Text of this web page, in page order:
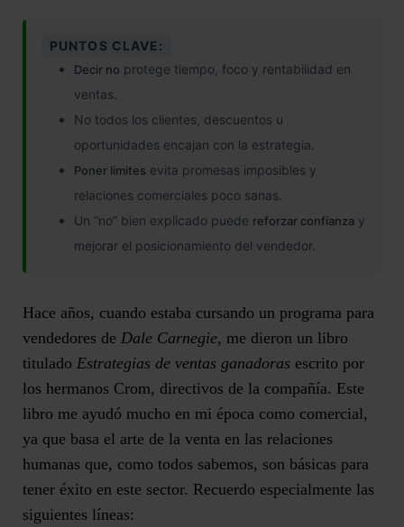
PUNTOS CLAVE:
Decir no protege tiempo, foco y rentabilidad en
ventas.
No todos los clientes, descuentos u
oportunidades encajan con la estrategia.
Poner límites evita promesas imposibles y
relaciones comerciales poco sanas.
Un “no” bien explicado puede reforzar confianza y
mejorar el posicionamiento del vendedor.
Hace años, cuando estaba cursando un programa para
vendedores de Dale Carnegie, me dieron un libro
titulado Estrategias de ventas ganadoras escrito por
los hermanos Crom, directivos de la compañía. Este
libro me ayudó mucho en mi época como comercial,
ya que basa el arte de la venta en las relaciones
humanas que, como todos sabemos, son básicas para
tener éxito en este sector. Recuerdo especialmente las
siguientes líneas: